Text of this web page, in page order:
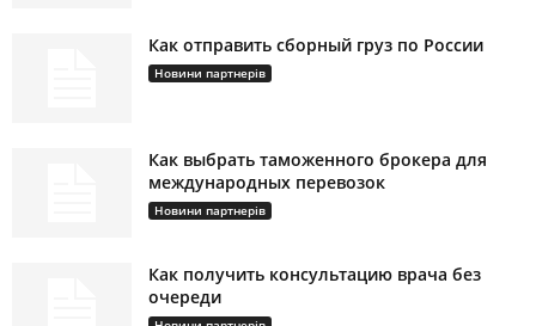
Как отправить сборный груз по России
Новини партнерів
Как выбрать таможенного брокера для
международных перевозок
Новини партнерів
Как получить консультацию врача без
очереди